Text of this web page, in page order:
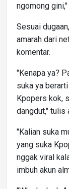
ngomong
Sesuai
amarah dari
komentar.
"Kenapa ya?
suka ya
Kpopers kok,
dangdut," tulis
"Kalian suka
yang suka
nggak viral
imbuh akun